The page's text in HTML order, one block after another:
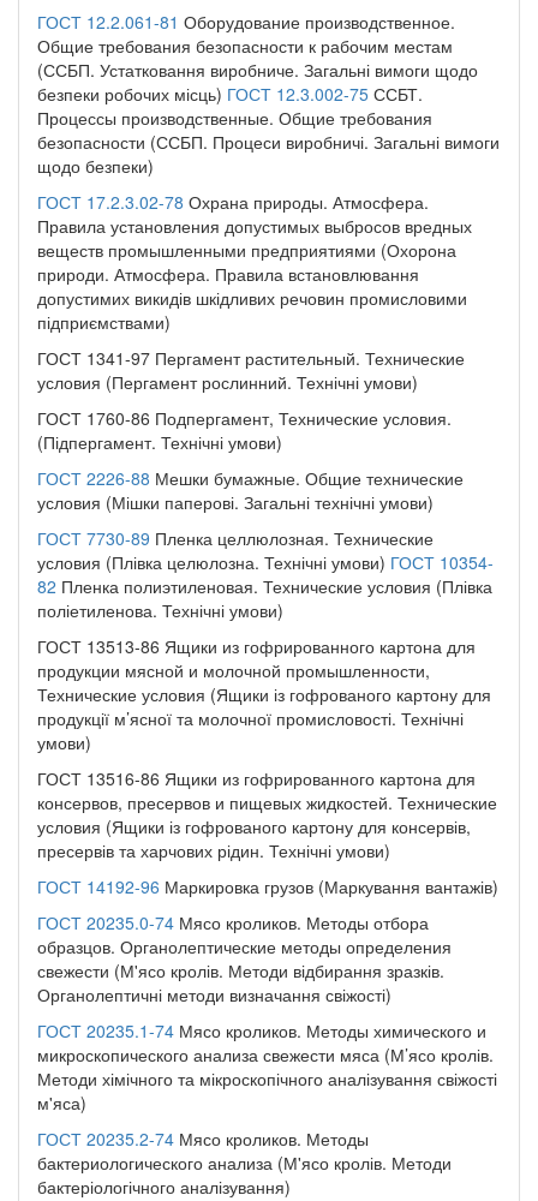
ГОСТ 12.2.061-81 Оборудование производственное.
Общие требования безопасности к рабочим местам
(ССБП. Устатковання виробниче. Загальні вимоги щодо
безпеки робочих місць) ГОСТ 12.3.002-75 ССБТ.
Процессы производственные. Общие требования
безопасности (ССБП. Процеси виробничі. Загальні вимоги
щодо безпеки)
ГОСТ 17.2.3.02-78 Охрана природы. Атмосфера.
Правила установления допустимых выбросов вредных
веществ промышленными предприятиями (Охорона
природи. Атмосфера. Правила встановлювання
допустимих викидів шкідливих речовин промисловими
підприємствами)
ГОСТ 1341-97 Пергамент растительный. Технические
условия (Пергамент рослинний. Технічні умови)
ГОСТ 1760-86 Подпергамент, Технические условия.
(Підпергамент. Технічні умови)
ГОСТ 2226-88 Мешки бумажные. Общие технические
условия (Мішки паперові. Загальні технічні умови)
ГОСТ 7730-89 Пленка целлюлозная. Технические
условия (Плівка целюлозна. Технічні умови) ГОСТ 10354-
82 Пленка полиэтиленовая. Технические условия (Плівка
поліетиленова. Технічні умови)
ГОСТ 13513-86 Ящики из гофрированного картона для
продукции мясной и молочной промышленности,
Технические условия (Ящики із гофрованого картону для
продукції м’ясної та молочної промисловості. Технічні
умови)
ГОСТ 13516-86 Ящики из гофрированного картона для
консервов, пресервов и пищевых жидкостей. Технические
условия (Ящики із гофрованого картону для консервів,
пресервів та харчових рідин. Технічні умови)
ГОСТ 14192-96 Маркировка грузов (Маркування вантажів)
ГОСТ 20235.0-74 Мясо кроликов. Методы отбора
образцов. Органолептические методы определения
свежести (М'ясо кролів. Методи відбирання зразків.
Органолептичні методи визначання свіжості)
ГОСТ 20235.1-74 Мясо кроликов. Методы химического и
микроскопического анализа свежести мяса (М’ясо кролів.
Методи хімічного та мікроскопічного аналізування свіжості
м'яса)
ГОСТ 20235.2-74 Мясо кроликов. Методы
бактериологического анализа (М'ясо кролів. Методи
бактеріологічного аналізування)